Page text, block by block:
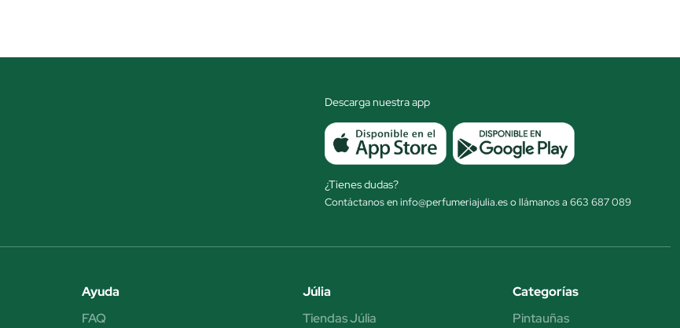
Descarga nuestra app
¿Tienes dudas?
Contáctanos en info@perfumeriajulia.es o llámanos a 663 687 089
Ayuda
FAQ
Júlia
Tiendas Júlia
Categorías
Pintauñas